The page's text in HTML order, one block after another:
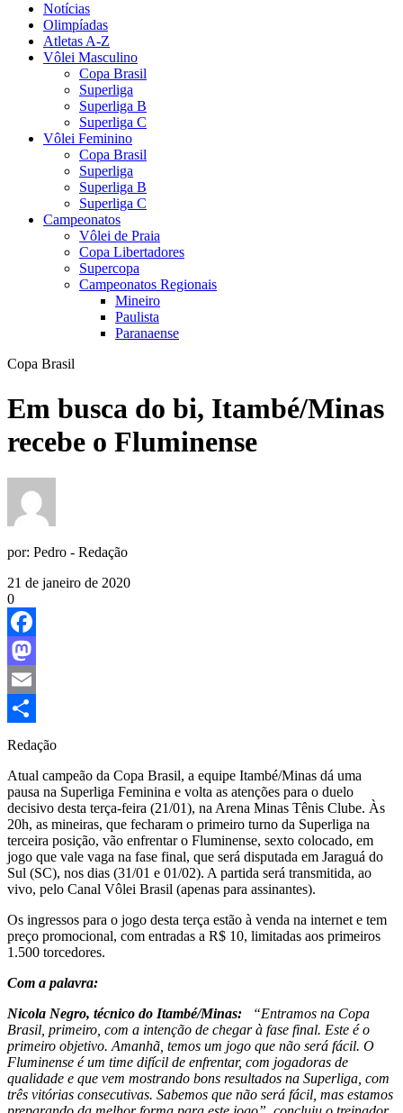
Notícias
Olimpíadas
Atletas A-Z
Vôlei Masculino
Copa Brasil
Superliga
Superliga B
Superliga C
Vôlei Feminino
Copa Brasil
Superliga
Superliga B
Superliga C
Campeonatos
Vôlei de Praia
Copa Libertadores
Supercopa
Campeonatos Regionais
Mineiro
Paulista
Paranaense
Copa Brasil
Em busca do bi, Itambé/Minas
recebe o Fluminense
por: Pedro - Redação
21 de janeiro de 2020
0
Facebook
Mastodon
Email
Share
Redação
Atual campeão da Copa Brasil, a equipe Itambé/Minas dá uma
pausa na Superliga Feminina e volta as atenções para o duelo
decisivo desta terça-feira (21/01), na Arena Minas Tênis Clube. Às
20h, as mineiras, que fecharam o primeiro turno da Superliga na
terceira posição, vão enfrentar o Fluminense, sexto colocado, em
jogo que vale vaga na fase final, que será disputada em Jaraguá do
Sul (SC), nos dias (31/01 e 01/02). A partida será transmitida, ao
vivo, pelo Canal Vôlei Brasil (apenas para assinantes).
Os ingressos para o jogo desta terça estão à venda na internet e tem
preço promocional, com entradas a R$ 10, limitadas aos primeiros
1.500 torcedores.
Com a palavra:
Nicola Negro, técnico do Itambé/Minas: “Entramos na Copa
Brasil, primeiro, com a intenção de chegar à fase final. Este é o
primeiro objetivo. Amanhã, temos um jogo que não será fácil. O
Fluminense é um time difícil de enfrentar, com jogadoras de
qualidade e que vem mostrando bons resultados na Superliga, com
três vitórias consecutivas. Sabemos que não será fácil, mas estamos